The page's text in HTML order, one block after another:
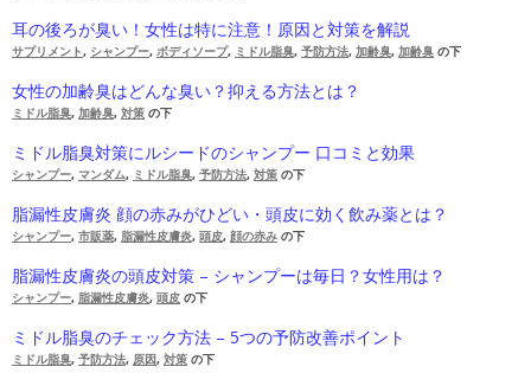
耳の後ろが臭い！女性は特に注意！原因と対策を解説
サプリメント, シャンプー, ボディソープ, ミドル脂臭, 予防方法, 加齢臭, 加齢臭 の下
女性の加齢臭はどんな臭い？抑える方法とは？
ミドル脂臭, 加齢臭, 対策 の下
ミドル脂臭対策にルシードのシャンプー 口コミと効果
シャンプー, マンダム, ミドル脂臭, 予防方法, 対策 の下
脂漏性皮膚炎 顔の赤みがひどい・頭皮に効く飲み薬とは？
シャンプー, 市販薬, 脂漏性皮膚炎, 頭皮, 顔の赤み の下
脂漏性皮膚炎の頭皮対策 – シャンプーは毎日？女性用は？
シャンプー, 脂漏性皮膚炎, 頭皮 の下
ミドル脂臭のチェック方法 – 5つの予防改善ポイント
ミドル脂臭, 予防方法, 原因, 対策 の下